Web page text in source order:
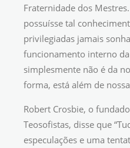
Fraternidade dos
possuísse tal
privilegiadas jamais
funcionamento interno
simplesmente não é da
forma, está além de
Robert Crosbie, o
Teosofistas, disse que
especulações e uma